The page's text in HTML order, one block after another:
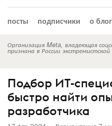
посты подписчики о
Организация Meta, владеющая
признана в России
Подбор ИТ-
быстро найти
разработчика